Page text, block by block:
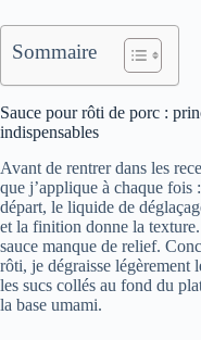
Sommaire
Sauce pour rôti de porc :
indispensables
Avant de rentrer dans les
que j’applique à chaque fois :
départ, le liquide de
et la finition donne la
sauce manque de relief.
rôti, je dégraisse légèrement
les sucs collés au fond du
la base umami.